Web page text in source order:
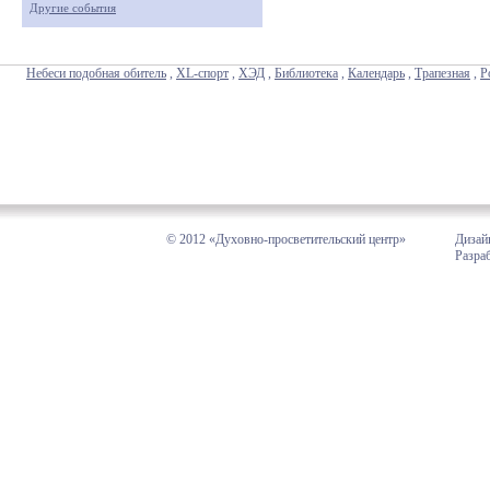
Другие события
Небеси подобная обитель , XL-спорт , ХЭД , Библиотека , Календарь , Трапезная ,
© 2012 «Духовно-просветительский центр»